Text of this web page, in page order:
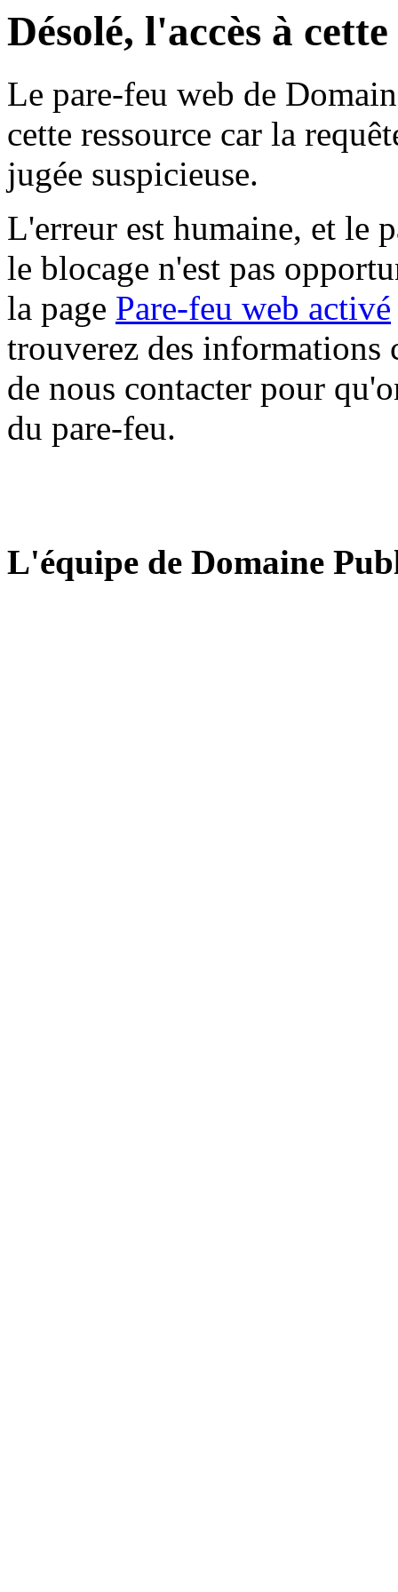
Désolé, l'accès à
Le pare-feu web de
cette ressource car la
jugée suspicieuse.
L'erreur est humaine, et le
le blocage n'est pas
la page Pare-feu web activé
trouverez des informations
de nous contacter pour
du pare-feu.
L'équipe de Domaine